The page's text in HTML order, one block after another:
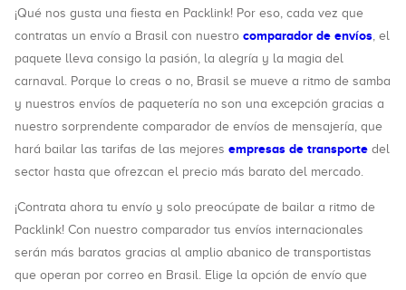
¡Qué nos gusta una fiesta en Packlink! Por eso, cada vez que
contratas un envío a Brasil con nuestro comparador de envíos, el
paquete lleva consigo la pasión, la alegría y la magia del
carnaval. Porque lo creas o no, Brasil se mueve a ritmo de samba
y nuestros envíos de paquetería no son una excepción gracias a
nuestro sorprendente comparador de envíos de mensajería, que
hará bailar las tarifas de las mejores empresas de transporte del
sector hasta que ofrezcan el precio más barato del mercado.
¡Contrata ahora tu envío y solo preocúpate de bailar a ritmo de
Packlink! Con nuestro comparador tus envíos internacionales
serán más baratos gracias al amplio abanico de transportistas
que operan por correo en Brasil. Elige la opción de envío que